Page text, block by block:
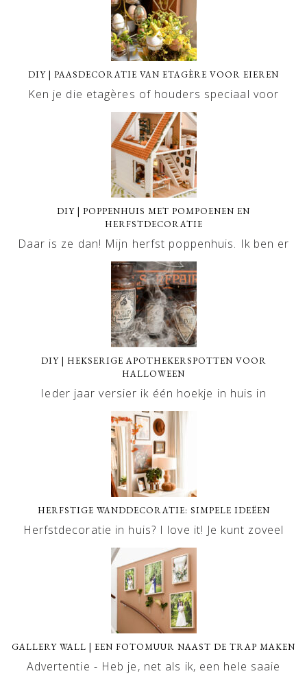
DIY | PAASDECORATIE VAN ETAGÈRE VOOR EIEREN
Ken je die etagères of houders speciaal voor
DIY | POPPENHUIS MET POMPOENEN EN
HERFSTDECORATIE
Daar is ze dan! Mijn herfst poppenhuis. Ik ben er
DIY | HEKSERIGE APOTHEKERSPOTTEN VOOR
HALLOWEEN
Ieder jaar versier ik één hoekje in huis in
HERFSTIGE WANDDECORATIE: SIMPELE IDEËEN
Herfstdecoratie in huis? I love it! Je kunt zoveel
GALLERY WALL | EEN FOTOMUUR NAAST DE TRAP MAKEN
Advertentie - Heb je, net als ik, een hele saaie